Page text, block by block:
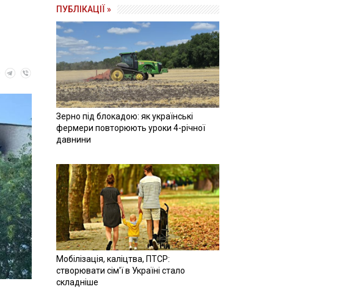
ПУБЛІКАЦІЇ »
Зерно під блокадою: як українські
фермери повторюють уроки 4-річної
давнини
Мобілізація, каліцтва, ПТСР:
створювати сім'ї в Україні стало
складніше